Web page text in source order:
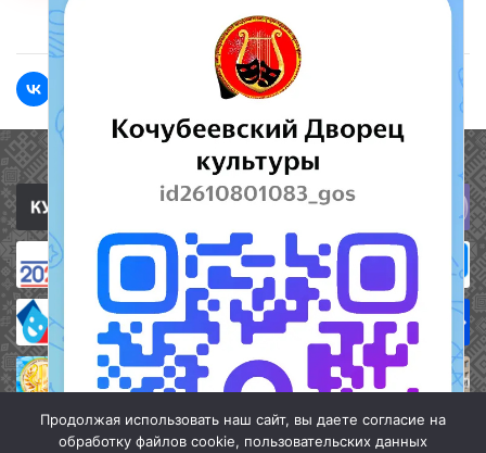
Полезные ссылки
Продолжая использовать наш сайт, вы даете согласие на
обработку файлов cookie, пользовательских данных